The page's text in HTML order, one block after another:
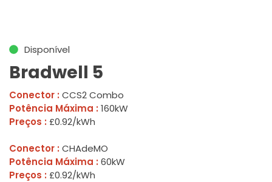
Disponível
Bradwell 5
Conector : CCS2 Combo
Potência Máxima : 160kW
Preços : £0.92/kWh
Conector : CHAdeMO
Potência Máxima : 60kW
Preços : £0.92/kWh